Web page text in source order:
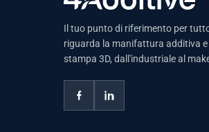
Il tuo punto di riferimento per
riguarda la manifattura additiva e
stampa 3D, dall'industriale al